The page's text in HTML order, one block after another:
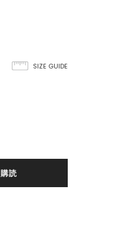
SIZE GUIDE